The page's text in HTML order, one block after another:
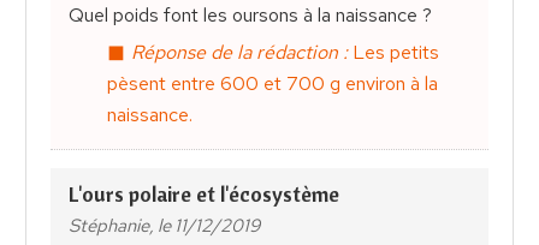
Quel poids font les oursons à la naissance ?
Réponse de la rédaction :Les petits
pèsent entre 600 et 700 g environ à la
naissance.
L'ours polaire et l'écosystème
Stéphanie, le 11/12/2019